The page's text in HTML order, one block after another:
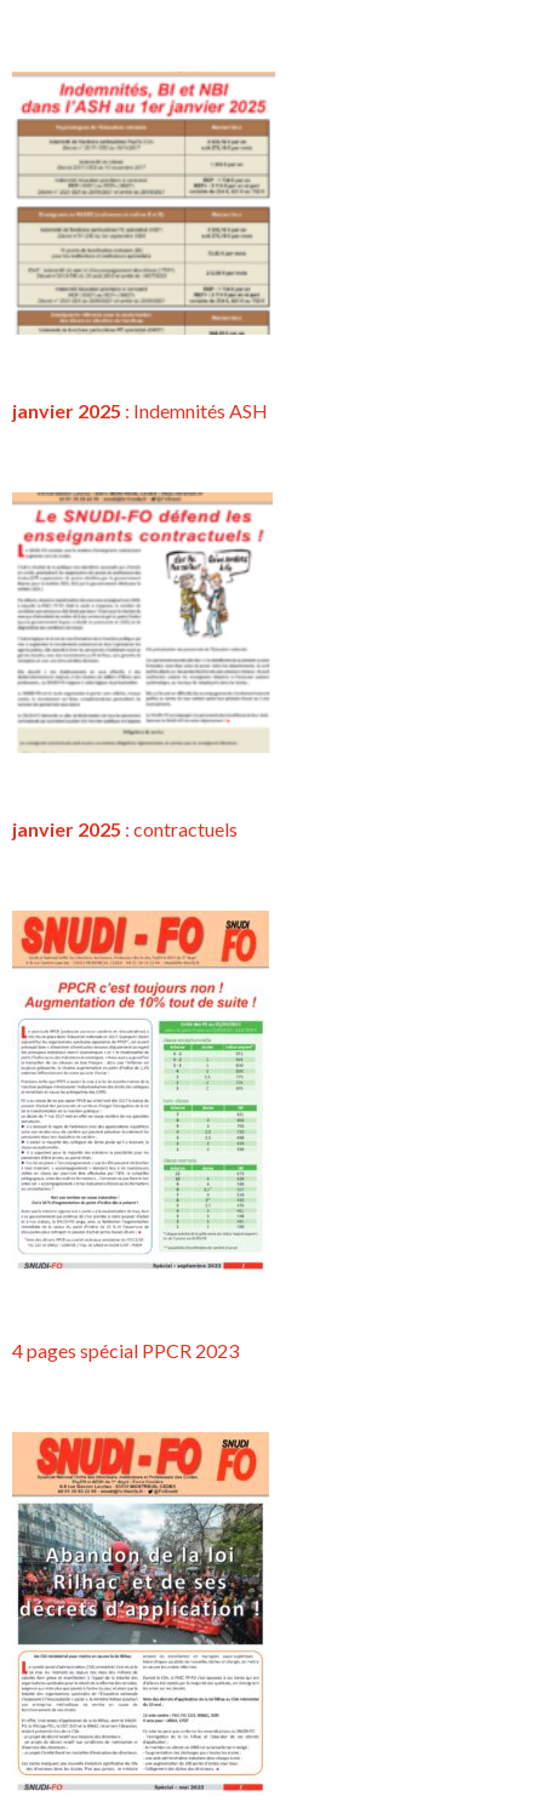
janvier 2025 : Indemnités ASH
janvier 2025 : contractuels
4 pages spécial PPCR 2023